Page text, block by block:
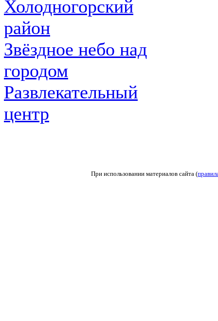
Холодногорский
район
Звёздное небо над
городом
Развлекательный
центр
При использовании материалов сайта (